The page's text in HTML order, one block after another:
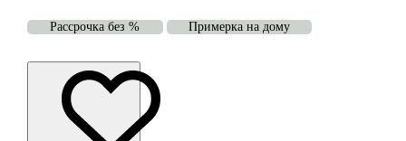
Рассрочка без % Примерка на дому